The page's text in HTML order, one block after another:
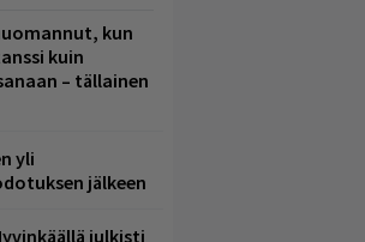
kun
kuin
– tällainen
yli
jälkeen
julkisti